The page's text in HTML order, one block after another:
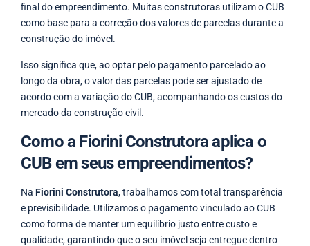
final do empreendimento. Muitas construtoras utilizam o CUB
como base para a correção dos valores de parcelas durante a
construção do imóvel.
Isso significa que, ao optar pelo pagamento parcelado ao
longo da obra, o valor das parcelas pode ser ajustado de
acordo com a variação do CUB, acompanhando os custos do
mercado da construção civil.
Como a Fiorini Construtora aplica o
CUB em seus empreendimentos?
Na Fiorini Construtora, trabalhamos com total transparência
e previsibilidade. Utilizamos o pagamento vinculado ao CUB
como forma de manter um equilíbrio justo entre custo e
qualidade, garantindo que o seu imóvel seja entregue dentro